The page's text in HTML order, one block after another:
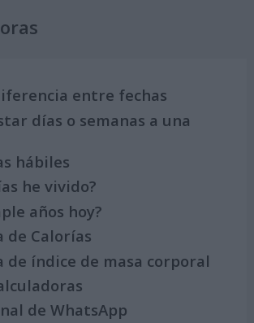
entre fechas
días o semanas a una
hábiles
he vivido?
años hoy?
de Calorías
de índice de masa corporal
de WhatsApp